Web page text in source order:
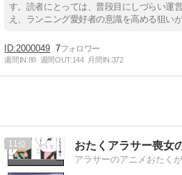
す。読者にとっては、普段目にしづらい運
え、ランニング愛好者の意識を高める狙いが
2000049 7
週間IN:88 週間OUT:144 月間IN:372
11 おたくアラサー喪女
アラサーのアニメおたく